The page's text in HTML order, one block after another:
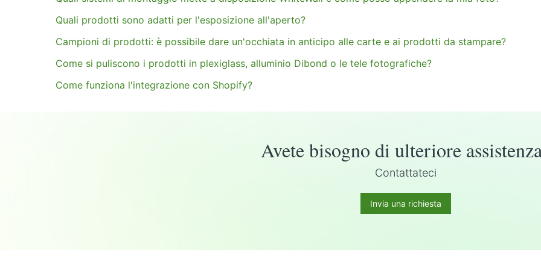
Quali prodotti sono adatti per l'esposizione all'aperto?
Campioni di prodotti: è possibile dare un'occhiata in anticipo alle carte e ai prodotti da stampare?
Come si puliscono i prodotti in plexiglass, alluminio Dibond o le tele fotografiche?
Come funziona l'integrazione con Shopify?
Avete bisogno di ulteriore
Contattateci
Invia una richiesta